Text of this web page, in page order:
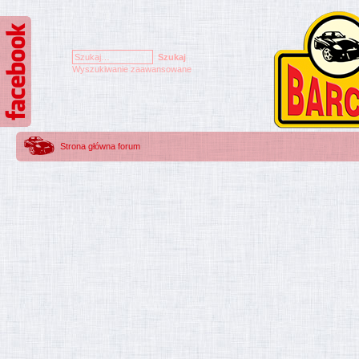
Wyszukiwanie zaawansowane
Strona główna forum